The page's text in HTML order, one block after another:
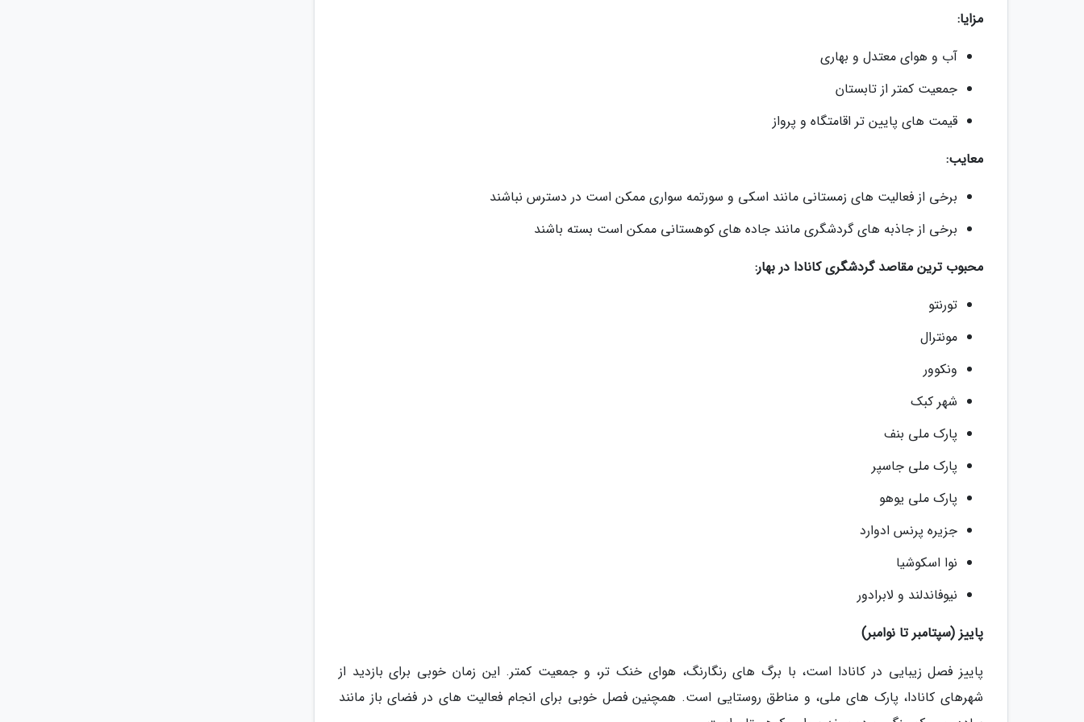
مزایا:
آب و هوای معتدل و بهاری
جمعیت کمتر از تابستان
قیمت های پایین تر اقامتگاه و پرواز
معایب:
برخی از فعالیت های زمستانی مانند اسکی و سورتمه سواری ممکن است در دسترس نباشند
برخی از جاذبه های گردشگری مانند جاده های کوهستانی ممکن است بسته باشند
محبوب ترین مقاصد گردشگری کانادا در بهار:
تورنتو
مونترال
ونکوور
شهر کبک
پارک ملی بنف
پارک ملی جاسپر
پارک ملی یوهو
جزیره پرنس ادوارد
نوا اسکوشیا
نیوفاندلند و لابرادور
پاییز (سپتامبر تا نوامبر)
پاییز فصل زیبایی در کانادا است، با برگ های رنگارنگ، هوای خنک تر، و جمعیت کمتر. این زمان خوبی برای بازدید از
شهرهای کانادا، پارک های ملی، و مناطق روستایی است. همچنین فصل خوبی برای انجام فعالیت های در فضای باز مانند